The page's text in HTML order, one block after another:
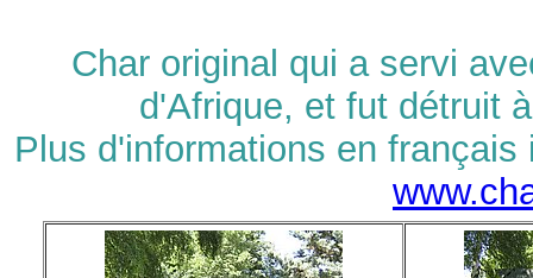
Char original qui a servi
d'Afrique, et fut détruit
Plus d'informations en